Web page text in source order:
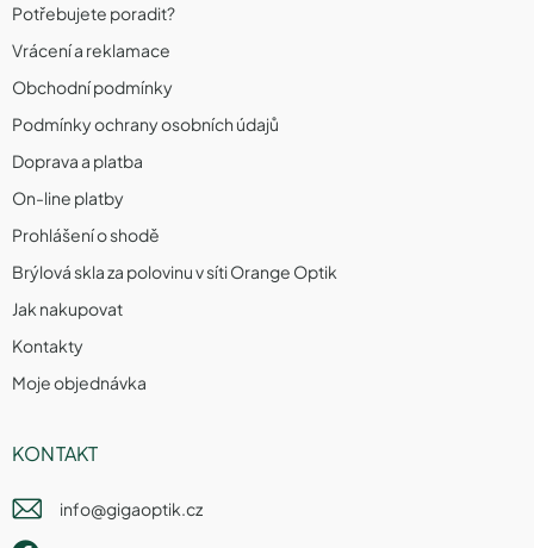
Potřebujete poradit?
Vrácení a reklamace
Obchodní podmínky
Podmínky ochrany osobních údajů
Doprava a platba
On-line platby
Prohlášení o shodě
Brýlová skla za polovinu v síti Orange Optik
Jak nakupovat
Kontakty
Moje objednávka
KONTAKT
info@gigaoptik.cz